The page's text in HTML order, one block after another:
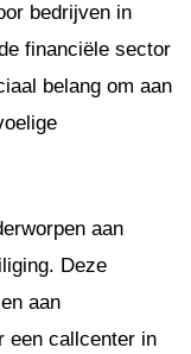
bedrijven in
financiële sector
belang om aan
aan
Deze
aan
een callcenter in